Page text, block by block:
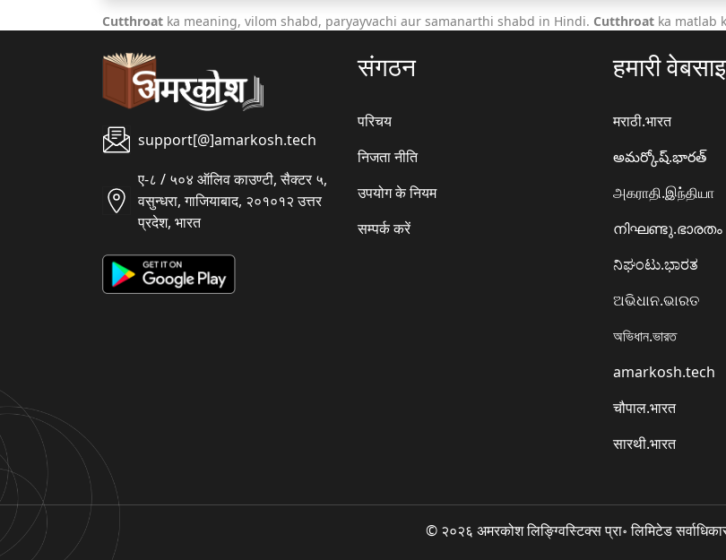
Cutthroat ka meaning, vilom shabd, paryayvachi aur samanarthi shabd in Hindi. Cutthroat ka matlab
support[@]amarkosh.tech
ए-८ / ५०४ ऑलिव काउण्टी, सैक्टर ५,
वसुन्धरा, गाजियाबाद, २०१०१२ उत्तर
प्रदेश, भारत
संगठन
परिचय
निजता नीति
उपयोग के नियम
सम्पर्क करें
हमारी
मराठी.भारत
అమర్కోష్.భారత్
அகராதி.இந்தியா
നിഘണ്ടു.ഭാരതം
ನಿಘಂಟು.ಭಾರತ
ଅଭିଧାନ.ଭାରତ
অভিধান.ভারত
amarkosh.tech
चौपाल.भारत
सारथी.भारत
© २०२६ अमरकोश लिङ्ग्विस्टिक्स प्रा॰ लिमिटेड